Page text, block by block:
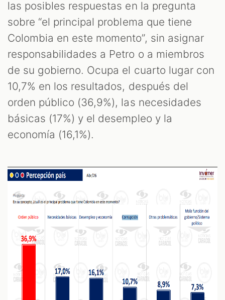
las posibles respuestas en la pregunta
sobre “el principal problema que tiene
Colombia en este momento”, sin asignar
responsabilidades a Petro o a miembros
de su gobierno. Ocupa el cuarto lugar con
10,7% en los resultados, después del
orden público (36,9%), las necesidades
básicas (17%) y el desempleo y la
economía (16,1%).